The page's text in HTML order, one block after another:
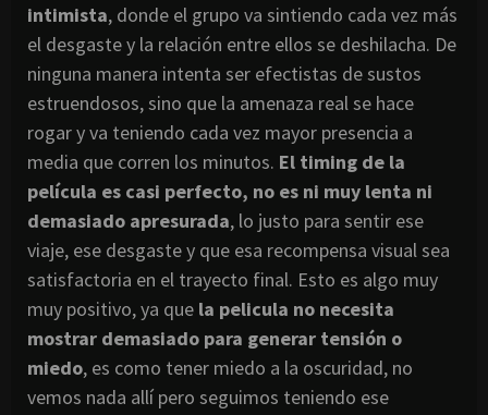
intimista, donde el grupo va sintiendo cada vez más
el desgaste y la relación entre ellos se deshilacha. De
ninguna manera intenta ser efectistas de sustos
estruendosos, sino que la amenaza real se hace
rogar y va teniendo cada vez mayor presencia a
media que corren los minutos. El timing de la
película es casi perfecto, no es ni muy lenta ni
demasiado apresurada, lo justo para sentir ese
viaje, ese desgaste y que esa recompensa visual sea
satisfactoria en el trayecto final. Esto es algo muy
muy positivo, ya que la pelicula no necesita
mostrar demasiado para generar tensión o
miedo, es como tener miedo a la oscuridad, no
vemos nada allí pero seguimos teniendo ese